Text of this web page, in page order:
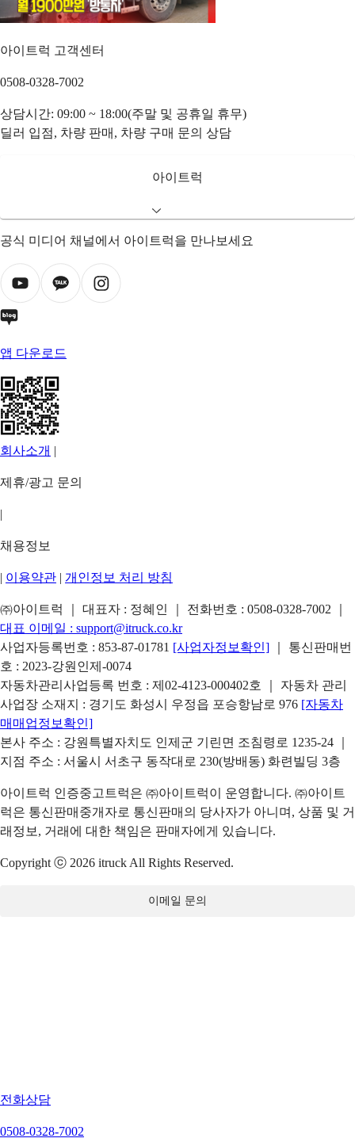
아이트럭 고객센터
0508-0328-7002
상담시간: 09:00 ~ 18:00(주말 및 공휴일 휴무)
딜러 입점, 차량 판매, 차량 구매 문의 상담
아이트럭
공식 미디어 채널에서 아이트럭을 만나보세요
앱 다운로드
회사소개 |
제휴/광고 문의
|
채용정보
| 이용약관 | 개인정보 처리 방침
㈜아이트럭 ｜ 대표자 : 정혜인 ｜ 전화번호 : 0508-0328-7002
대표 이메일 : support@itruck.co.kr
사업자등록번호 : 853-87-01781 [사업자정보확인]
｜ 통신판매번
호 : 2023-강원인제-0074
자동차관리사업등록 번호 : 제02-4123-000402호 ｜ 자동차 관리
사업장 소재지 : 경기도 화성시 우정읍 포승항남로 976 [자동차
매매업정보확인]
본사 주소 : 강원특별자치도 인제군 기린면 조침령로 1235-24 ｜
지점 주소 : 서울시 서초구 동작대로 230(방배동) 화련빌딩 3층
아이트럭 인증중고트럭은 ㈜아이트럭이 운영합니다. ㈜아이트
럭은 통신판매중개자로 통신판매의 당사자가 아니며, 상품 및 거
래정보, 거래에 대한 책임은 판매자에게 있습니다.
Copyright ⓒ 2026 itruck All Rights Reserved.
이메일 문의
전화상담
0508-0328-7002